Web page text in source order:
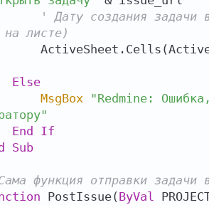
' Дату создания задачи
на листе)
Else
MsgBox
"Redmine:
End
If
Sub
функция отправки задачи
PostIssue( ByVal